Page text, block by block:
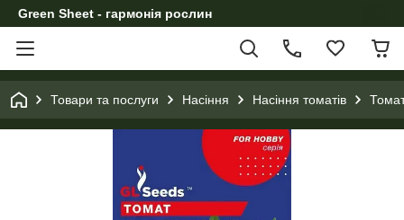
Green Sheet - гармонія рослин
Товари та послуги Насіння Насіння томатів